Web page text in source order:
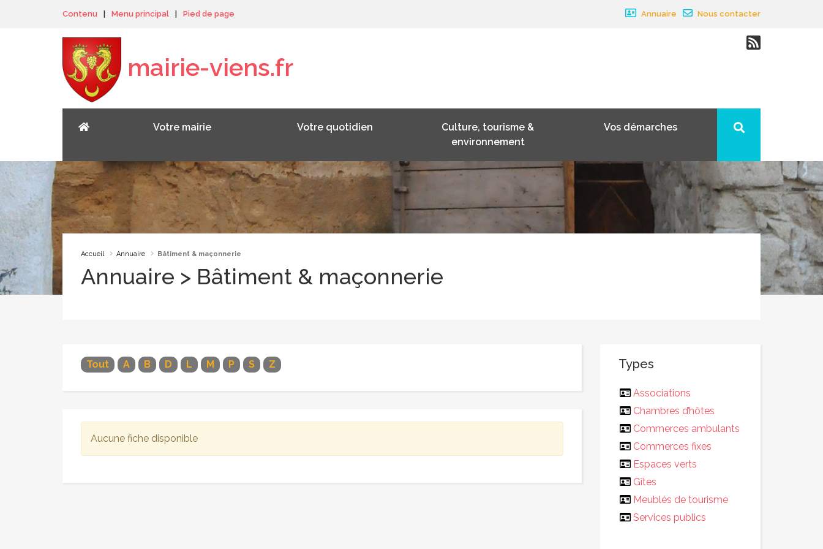
Contenu Menu principal Pied de page Annuaire Nous contacter
mairie-viens.fr
Votre mairie Votre quotidien
Culture, tourisme &
environnement
Vos démarches
×
Accueil Annuaire Bâtiment & maçonnerie
Annuaire > Bâtiment & maçonnerie
Tout A B D L M P S Z
Aucune fiche disponible
Types
Associations
Chambres d’hôtes
Commerces ambulants
Commerces fixes
Espaces verts
Gîtes
Meublés de tourisme
Services publics